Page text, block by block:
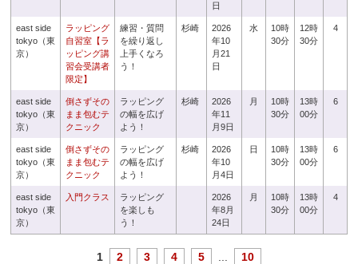
日
east side
tokyo（東
京）
ラッピング
自習室【ラ
ッピング講
習会受講者
限定】
練習・質問
を繰り返し
上手くなろ
う！
杉崎
2026
年10
月21
日
水
10時
30分
12時
30分
4
east side
tokyo（東
京）
倒さずその
まま包むテ
クニック
ラッピング
の幅を広げ
よう！
杉崎
2026
年11
月9日
月
10時
30分
13時
00分
6
east side
tokyo（東
京）
倒さずその
まま包むテ
クニック
ラッピング
の幅を広げ
よう！
杉崎
2026
年10
月4日
日
10時
30分
13時
00分
6
east side
tokyo（東
京）
入門クラス
ラッピング
を楽しも
う！
2026
年8月
24日
月
10時
30分
13時
00分
4
1 2 3 4 5 10